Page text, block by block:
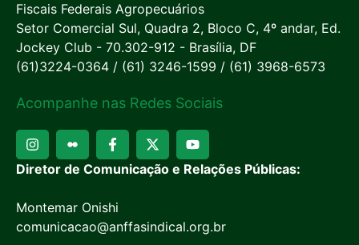
Fiscais Federais Agropecuários
Setor Comercial Sul, Quadra 2, Bloco C, 4º andar, Ed.
Jockey Club - 70.302-912 - Brasília, DF
(61)3224-0364 / (61) 3246-1599 / (61) 3968-6573
Acompanhe nas Redes Sociais
Diretor de Comunicação e Relações Públicas:
Montemar Onishi
comunicacao@anffasindical.org.br